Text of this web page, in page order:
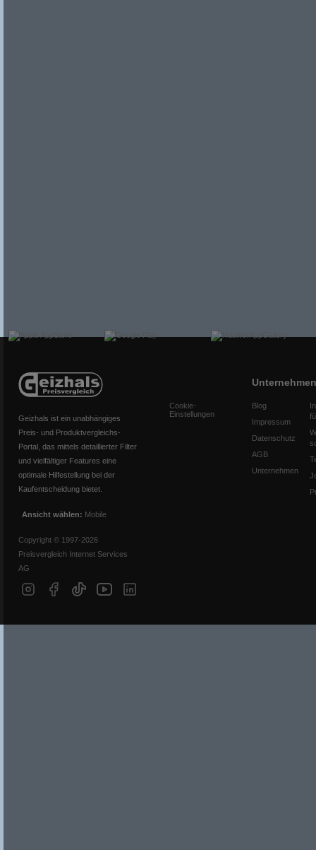
Geizhals ist ein unabhängiges
Preis- und Produktvergleichs-
Portal, das mittels detaillierter Filter
und vielfältiger Features eine
optimale Hilfestellung bei der
Kaufentscheidung bietet.
Ansicht wählen: Mobile
Copyright © 1997-2026
Preisvergleich Internet Services
AG
Cookie-
Einstellungen
Unternehmen
Blog
Impressum
Datenschutz
AGB
Unternehmen